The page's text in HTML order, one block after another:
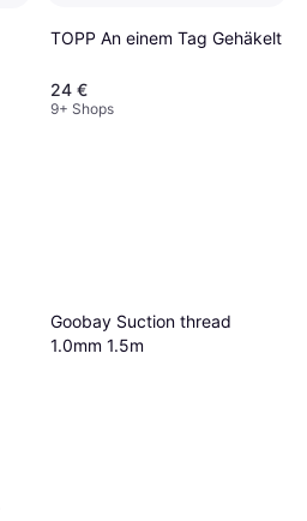
TOPP An einem Tag Gehäkelt
24 €
9+ Shops
Goobay Suction thread
1.0mm 1.5m